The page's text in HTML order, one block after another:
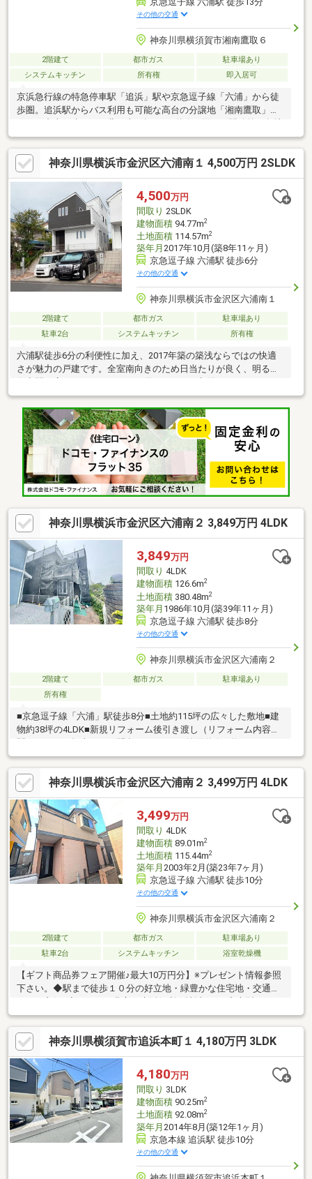
その他の交通
神奈川県横須賀市湘南鷹取６
2階建て 都市ガス
駐車場あり
システムキッチン
所有権 即入居可
京浜急行線の特急停車駅「追浜」駅や京急逗子線「六浦」から徒
歩圏。追浜駅からバス利用も可能な高台の分譲地「湘南鷹取」内
で、白い外観が陽射しに映えるお洒落なアメリカンハウス。全室
が南向きで6帖以上の広さがあるゆったり暮らせる4LDK。1台分の
カースペースや陽射しあふれるお庭もあります。室内は新規リフ
ォーム済！ピカピカの綺麗な状態になっておりますのですぐにで
もお引越しできる状態です。食洗機や温水洗浄便座、カラーTVモ
ニターホン等嬉しい設備も揃っていますよ。2階に上がると東方面
にちょこっとですが海を遠望できます♪
神奈川県横浜市金沢区六浦南１ 4,500万円 2SLDK
4,500万円
間取り 2SLDK
建物面積94.77m2
土地面積114.57m2
築年月 2017年10月(築8年11ヶ月)
京急逗子線 六浦駅 徒歩6分
その他の交通
神奈川県横浜市金沢区六浦南１
2階建て 都市ガス
駐車場あり
駐車2台
システムキッチン 所有権
六浦駅徒歩6分の利便性に加え、2017年築の築浅ならではの快適
さが魅力の戸建です。全室南向きのため日当たりが良く、明るい
ークスペースや趣味部屋としても活用できる柔軟性の高い間取り
です。カースペースは2台分確保されており、車をよく使うご家庭
にも安心。周辺には生活施設も揃い、落ち着いた住宅街で暮らし
やすい環境が整っています。ファミリーの新生活にぴったりの一
邸です。
神奈川県横浜市金沢区六浦南２ 3,849万円 4LDK
3,849万円
間取り 4LDK
建物面積126.6m2
土地面積380.48m2
築年月 1986年10月(築39年11ヶ月)
京急逗子線 六浦駅 徒歩8分
その他の交通
神奈川県横浜市金沢区六浦南２
2階建て 都市ガス
駐車場あり
所有権
■京急逗子線「六浦」駅徒歩8分■土地約115坪の広々した敷地■建
物約38坪の4LDK■新規リフォーム後引き渡し（リフォーム内容に
り、駐車も楽々です～物件情報なら、地域密着49年のミック六浦
店へお任せください♪～「まずはローンに関する相談に乗ってほし
い」「まだ探し始めで何を見ていいのかわからない」様々な不安
の解消や、ご要望について明確にお応えいたします。まずは、お
気軽にお客様のご希望条件をお聞かせください！お問い合わせ・
見学予約も「資料請求ボタン」からメールでどうぞ♪
神奈川県横浜市金沢区六浦南２ 3,499万円 4LDK
3,499万円
間取り 4LDK
建物面積89.01m2
土地面積115.44m2
築年月 2003年2月(築23年7ヶ月)
京急逗子線 六浦駅 徒歩10分
その他の交通
神奈川県横浜市金沢区六浦南２
2階建て 都市ガス
駐車場あり
駐車2台
システムキッチン 浴室乾燥機
【ギフト商品券フェア開催♪最大10万円分】※プレゼント情報参照
下さい。◆駅まで徒歩１０分の好立地・緑豊かな住宅地・交通ア
の間取り・リノバーション住宅・カースペース２台可♪◆前面道
路広々8.5ｍにつき日当たり・通風良好♪◆広々ＬＤＫ10.7帖・日
当たり良好・開放感有♪◆全居室収納付き・収納豊富♪◆バルコニ
ー２箇所付・日当たり良好♪◆築浅物件・最新設備で再生される
建物です♪
神奈川県横須賀市追浜本町１ 4,180万円 3LDK
4,180万円
間取り 3LDK
建物面積90.25m2
土地面積92.08m2
築年月 2014年8月(築12年1ヶ月)
京急本線 追浜駅 徒歩10分
その他の交通